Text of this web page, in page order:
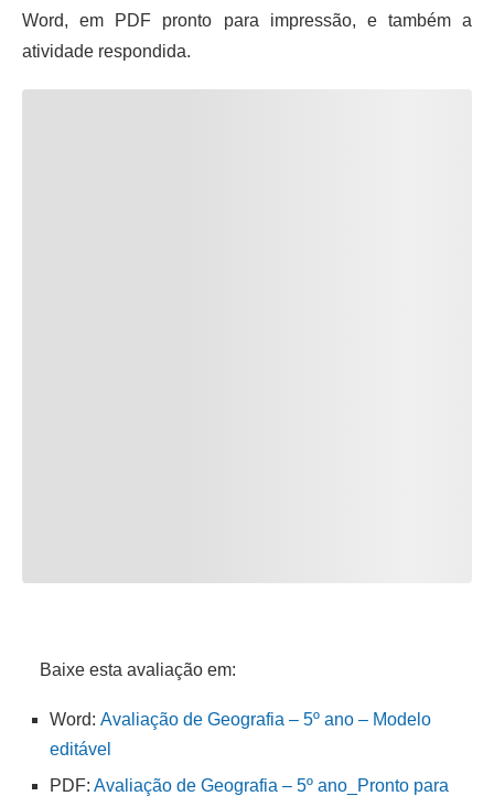
Word, em PDF pronto para impressão, e também a
atividade respondida.
Baixe esta avaliação em:
Word: Avaliação de Geografia – 5º ano – Modelo
editável
PDF: Avaliação de Geografia – 5º ano_Pronto para